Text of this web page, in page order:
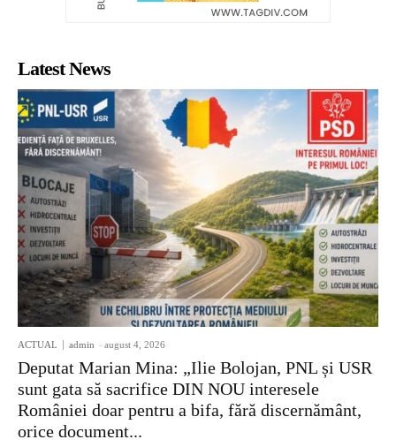
Latest News
ACTUAL admin - august 4, 2026
Deputat Marian Mina: „Ilie Bolojan, PNL și USR
sunt gata să sacrifice DIN NOU interesele
României doar pentru a bifa, fără discernământ,
orice document...